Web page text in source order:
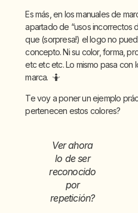
Es más, en los manuales de
apartado de “usos incorrectos
que (sorpresa!) el logo no
concepto. Ni su color, forma,
etc etc etc. Lo mismo pasa con
marca. 🤷
Te voy a poner un ejemplo
pertenecen estos colores?
Ver ahora
lo de ser
reconocido
por
repetición?